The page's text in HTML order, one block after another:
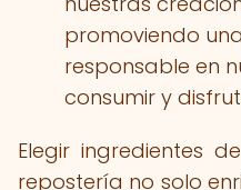
promoviendo
responsable en
consumir y
Elegir ingredientes
repostería no solo